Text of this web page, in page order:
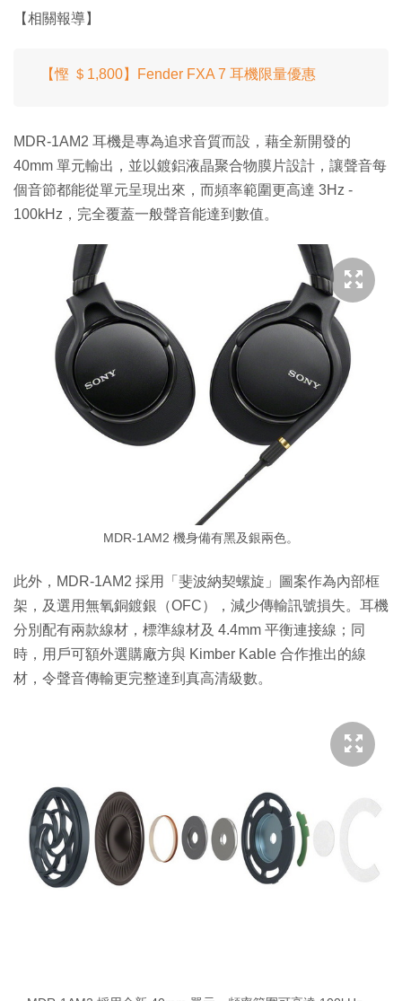
【相關報導】
【慳 ＄1,800】Fender FXA 7 耳機限量優惠
MDR-1AM2 耳機是專為追求音質而設，藉全新開發的
40mm 單元輸出，並以鍍鋁液晶聚合物膜片設計，讓聲音每
個音節都能從單元呈現出來，而頻率範圍更高達 3Hz -
100kHz，完全覆蓋一般聲音能達到數值。
MDR-1AM2 機身備有黑及銀兩色。
此外，MDR-1AM2 採用「斐波納契螺旋」圖案作為內部框
架，及選用無氧銅鍍銀（OFC），減少傳輸訊號損失。耳機
分別配有兩款線材，標準線材及 4.4mm 平衡連接線；同
時，用戶可額外選購廠方與 Kimber Kable 合作推出的線
材，令聲音傳輸更完整達到真高清級數。